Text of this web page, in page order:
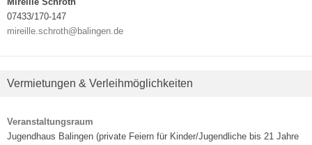
07433/170-147
mireille.schroth@balingen.de
Vermietungen & Verleihmöglichkeiten
Veranstaltungsraum
Jugendhaus Balingen (private Feiern für Kinder/Jugendliche bis 21 Jahre